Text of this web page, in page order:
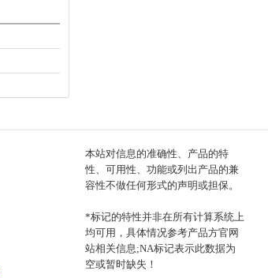
本站对信息的准确性、产品的特
性、可用性、功能或列出产品的兼
容性不做任何形式的声明或担保。
*标记的特性并非在所有计算系统上
均可用，具体情况参考产品方官网
站相关信息;NA标记表示此数据为
空或暂时缺失！